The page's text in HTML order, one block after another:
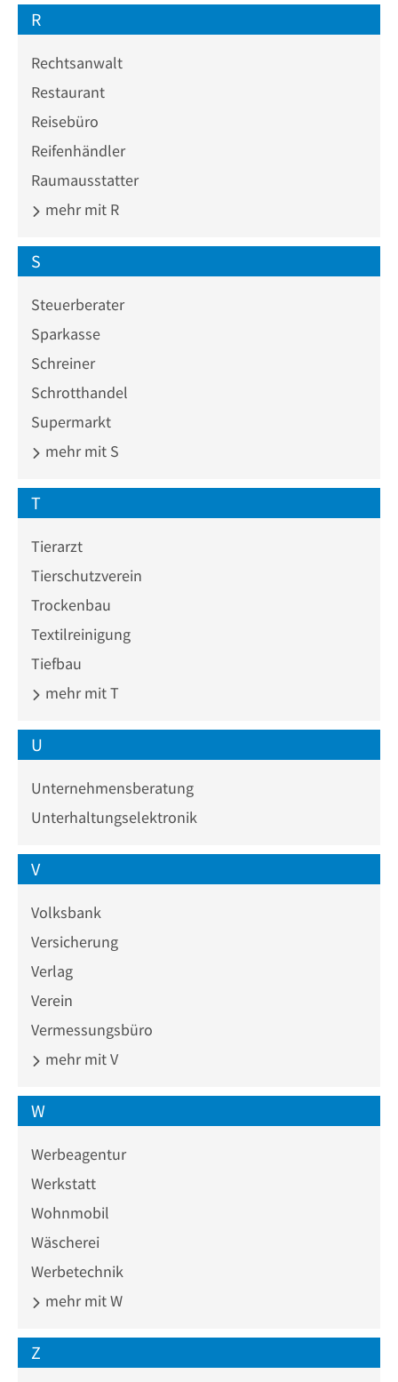
R
Rechtsanwalt
Restaurant
Reisebüro
Reifenhändler
Raumausstatter
mehr mit R
S
Steuerberater
Sparkasse
Schreiner
Schrotthandel
Supermarkt
mehr mit S
T
Tierarzt
Tierschutzverein
Trockenbau
Textilreinigung
Tiefbau
mehr mit T
U
Unternehmensberatung
Unterhaltungselektronik
V
Volksbank
Versicherung
Verlag
Verein
Vermessungsbüro
mehr mit V
W
Werbeagentur
Werkstatt
Wohnmobil
Wäscherei
Werbetechnik
mehr mit W
Z